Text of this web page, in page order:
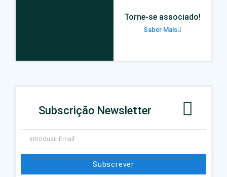
Torne-se associado!
Saber Mais
Subscrição Newsletter
Subscrever